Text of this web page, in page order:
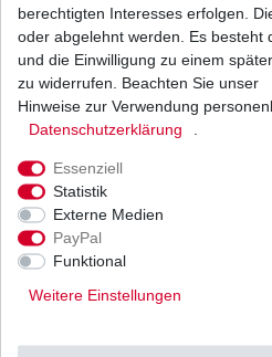
UVP 15,70 €
1 Stück | 12,82
inkl. ges. MwSt.
berechtigten Interesses erfolgen.
oder abgelehnt werden. Es besteht
und die Einwilligung zu einem
zu widerrufen. Beachten Sie unser
Hinweise zur Verwendung
Daten­schutz­erklärung
Essenziell
Statistik
Externe Medien
PayPal
Funktional
Weitere Einstellungen